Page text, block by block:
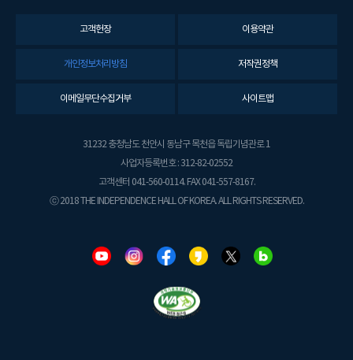
고객헌장 이용약관
개인정보처리방침 저작권정책
이메일무단수집거부 사이트맵
31232 충청남도 천안시 동남구 목천읍 독립기념관로 1
사업자등록번호 : 312-82-02552
고객센터 041-560-0114. FAX 041-557-8167.
ⓒ 2018 THE INDEPENDENCE HALL OF KOREA. ALL RIGHTS RESERVED.